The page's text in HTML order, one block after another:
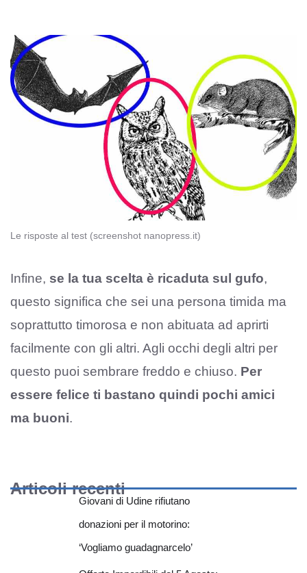
Le risposte al test (screenshot nanopress.it)
Infine, se la tua scelta è ricaduta sul gufo,
questo significa che sei una persona timida ma
soprattutto timorosa e non abituata ad aprirti
facilmente con gli altri. Agli occhi degli altri per
questo puoi sembrare freddo e chiuso. Per
essere felice ti bastano quindi pochi amici
ma buoni.
Articoli recenti
Giovani di Udine rifiutano
donazioni per il motorino:
‘Vogliamo guadagnarcelo’